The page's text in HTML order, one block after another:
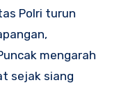
Polri turun
mengarah
sejak siang